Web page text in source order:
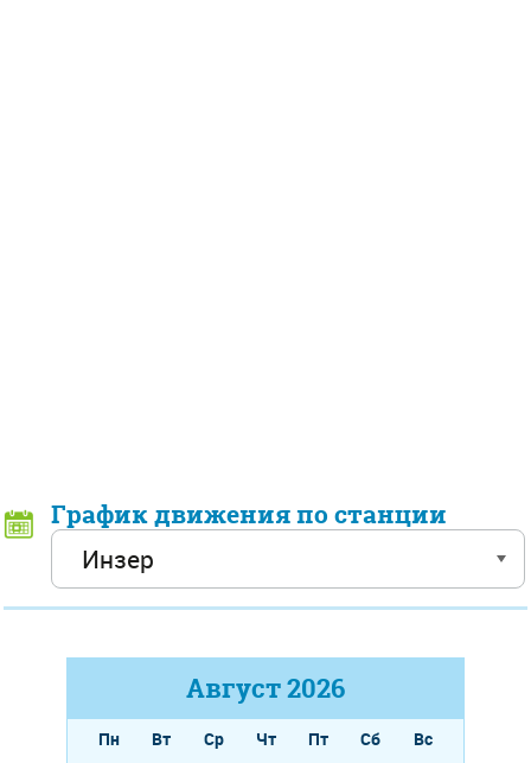
График движения по станции
Август2026
Пн Вт Ср Чт Пт Сб
Вс